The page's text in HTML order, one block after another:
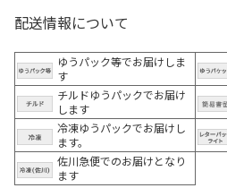
配送情報について
ゆうパック等でお届けしま
す
チルドゆうパックでお届け
します
冷凍ゆうパックでお届けし
ます。
佐川急便でのお届けとなり
ます